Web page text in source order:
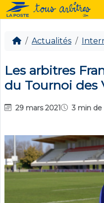
Actualités
Les arbitres
du Tournoi des
29 mars 2021 3 min de